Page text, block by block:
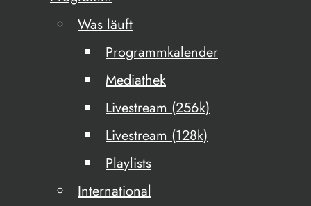
Was läuft
Programmkalender
Mediathek
Livestream (256k)
Livestream (128k)
Playlists
International